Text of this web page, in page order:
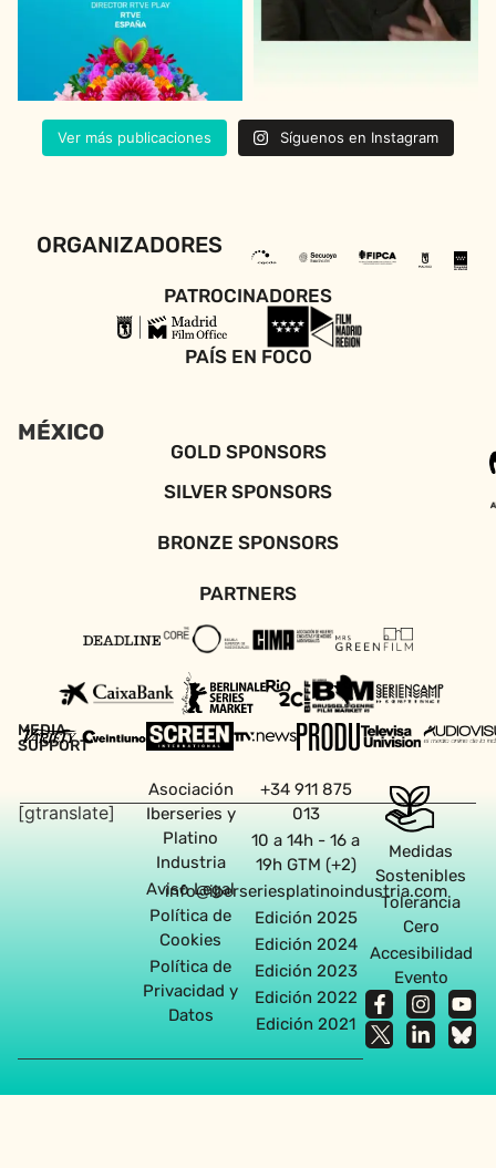
Ver más publicaciones Síguenos en Instagram
ORGANIZADORES
PATROCINADORES
PAÍS EN FOCO
MÉXICO
GOLD SPONSORS
SILVER SPONSORS
BRONZE SPONSORS
PARTNERS
MEDIA
SUPPORT
[gtranslate]
Asociación
Iberseries y
Platino
Industria
Aviso Legal
Política de
Cookies
Política de
Privacidad y
Datos
+34 911 875
013
10 a 14h - 16 a
19h GTM (+2)
info@iberseriesplatinoindustria.com
Edición 2025
Edición 2024
Edición 2023
Edición 2022
Edición 2021
Medidas
Sostenibles
Tolerancia
Cero
Accesibilidad
Evento